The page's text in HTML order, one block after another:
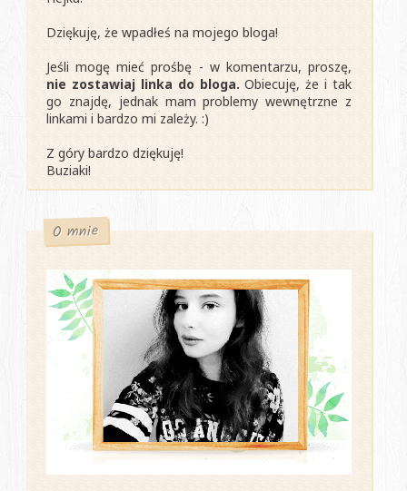
Dziękuję, że wpadłeś na mojego bloga!
Jeśli mogę mieć prośbę - w komentarzu, proszę,
nie zostawiaj linka do bloga. Obiecuję, że i tak
go znajdę, jednak mam problemy wewnętrzne z
linkami i bardzo mi zależy. :)
Z góry bardzo dziękuję!
Buziaki!
O mnie